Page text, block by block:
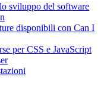
sviluppo del software
disponibili con Can I
per CSS e JavaScript